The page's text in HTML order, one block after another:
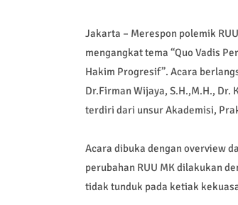
Jakarta – Merespon polemik
mengangkat tema “Quo Vadis
Hakim Progresif”. Acara
Dr.Firman Wijaya, S.H.,M.H., Dr.
terdiri dari unsur Akademisi,
Acara dibuka dengan overview
perubahan RUU MK dilakukan
tidak tunduk pada ketiak